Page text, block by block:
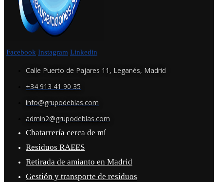
Facebook Instagram Linkedin
Calle Puerto de Pajares 11, Leganés, Madrid
+34 913 41 90 35
info@grupodeblas.com
admin2@grupodeblas.com
Chatarrería cerca de mí
Residuos RAEES
Retirada de amianto en Madrid
Gestión y transporte de residuos